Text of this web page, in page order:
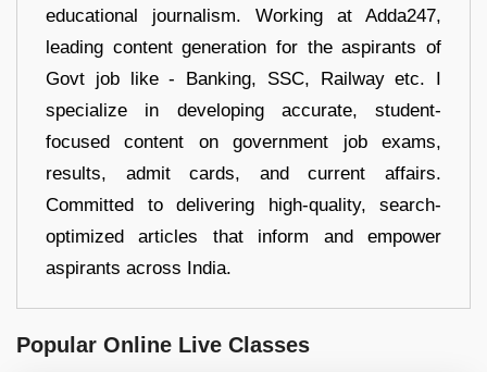
educational journalism. Working at Adda247,
leading content generation for the aspirants of
Govt job like - Banking, SSC, Railway etc. I
specialize in developing accurate, student-
focused content on government job exams,
results, admit cards, and current affairs.
Committed to delivering high-quality, search-
optimized articles that inform and empower
aspirants across India.
Popular Online Live Classes